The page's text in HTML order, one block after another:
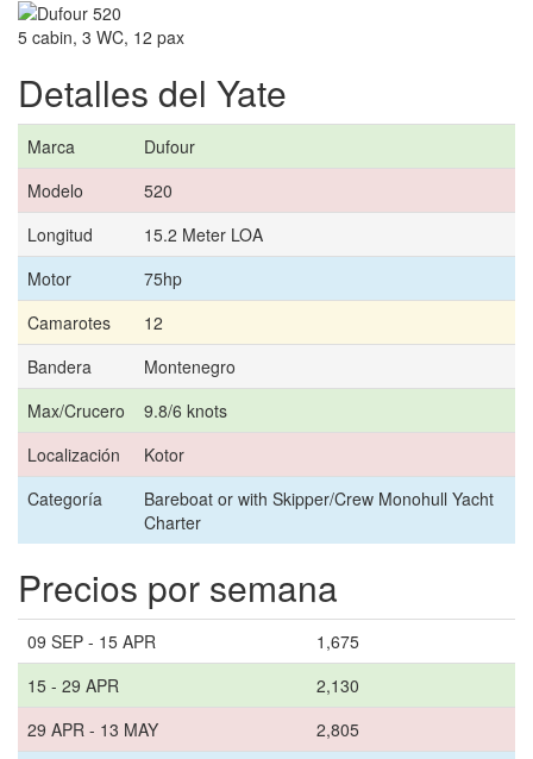
5 cabin, 3 WC, 12 pax
Detalles del Yate
Marca
Dufour
Modelo
520
Longitud
15.2 Meter LOA
Motor
75hp
Camarotes
12
Bandera
Montenegro
Max/Crucero
9.8/6 knots
Localización
Kotor
Categoría
Bareboat or with Skipper/Crew Monohull Yacht
Charter
Precios por semana
09 SEP - 15 APR
1,675
15 - 29 APR
2,130
29 APR - 13 MAY
2,805